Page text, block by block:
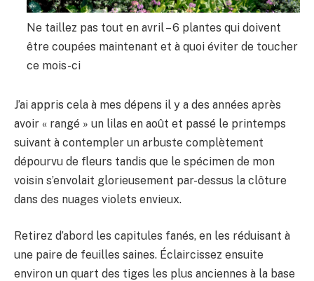
Ne taillez pas tout en avril – 6 plantes qui doivent
être coupées maintenant et à quoi éviter de toucher
ce mois-ci
J’ai appris cela à mes dépens il y a des années après
avoir « rangé » un lilas en août et passé le printemps
suivant à contempler un arbuste complètement
dépourvu de fleurs tandis que le spécimen de mon
voisin s’envolait glorieusement par-dessus la clôture
dans des nuages ​​violets envieux.
Retirez d’abord les capitules fanés, en les réduisant à
une paire de feuilles saines. Éclaircissez ensuite
environ un quart des tiges les plus anciennes à la base